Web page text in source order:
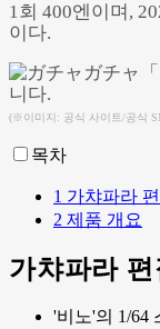
1회 400엔이며,
이다.
(※이미지: 공식 사이트/공식
목차
1 가챠파라
2 제품 개요
가챠파라
'비노'의 1/64